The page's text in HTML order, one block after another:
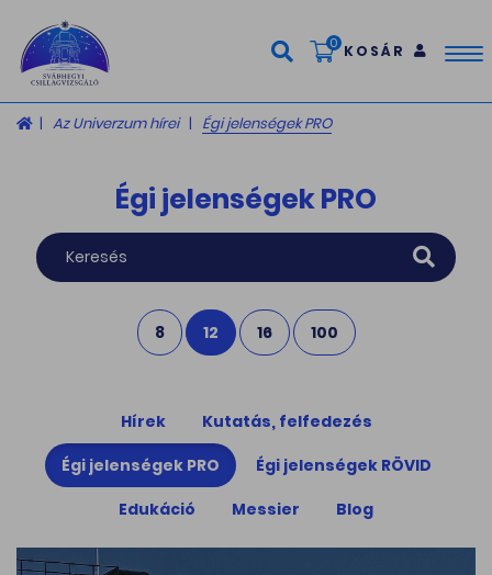
0 KOSÁR
Az Univerzum hírei Égi jelenségek PRO
Égi jelenségek PRO
8 12 16 100
Hírek
Kutatás, felfedezés
Égi jelenségek PRO
Égi jelenségek RÖVID
Edukáció
Messier Blog